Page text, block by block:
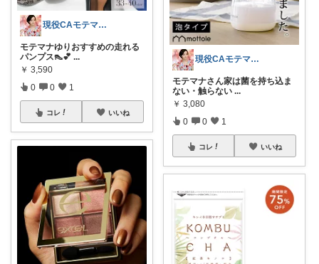
現役CAモテマナゆり
モテマナゆりおすすめの走れる
パンプス👠💕 ...
￥ 3,590
0 0 1
コレ いいね
現役CAモテマナゆり
モテマナさん家は菌を持ち込ま
ない・触らない ...
￥ 3,080
0 0 1
コレ いいね